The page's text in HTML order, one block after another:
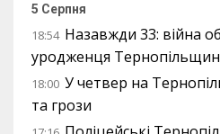
5 Серпня
18:54 Назавжди 33: війна
уродженця
18:00 У четвер на
та грози